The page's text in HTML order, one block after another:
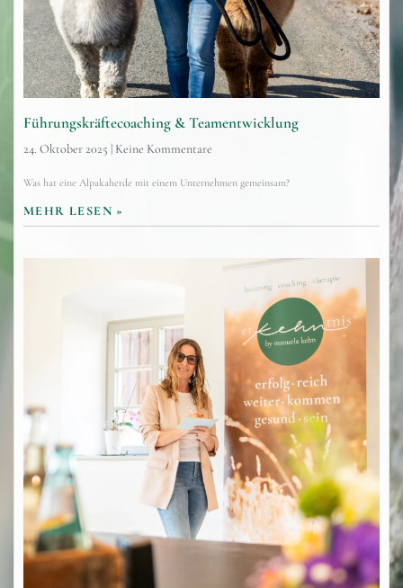
Führungskräftecoaching & Teamentwicklung
24. Oktober 2025 Keine Kommentare
Was hat eine Alpakaherde mit einem Unternehmen gemeinsam?
MEHR LESEN »